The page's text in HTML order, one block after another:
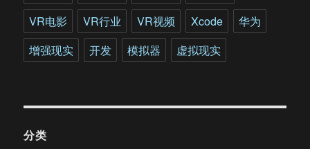
VR电影
VR行业 VR视频 Xcode
华为
增强现实
开发 模拟器 虚拟现实
分类